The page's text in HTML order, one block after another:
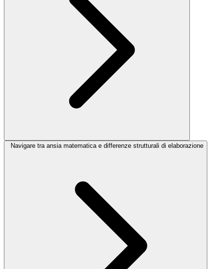
Navigare tra ansia matematica e differenze strutturali di elaborazione